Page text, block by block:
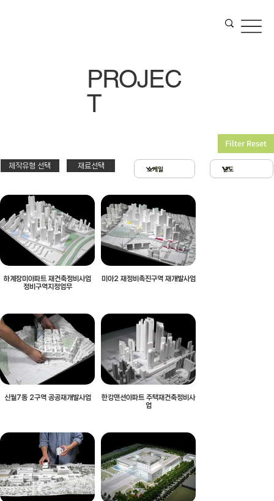
제작유형 선택 재료선택
Filter Reset
하계장미아파트 재건축정비사업
정비구역지정업무
미아2 재정비촉진구역 재개발사업
신월7동 2구역 공공재개발사업
한강맨션아파트 주택재건축정비사
업
스치로폴 & 우드락
아크릴 & 3D 프린팅
확대모형
제작유형선택
PT
제출
현상
PROJEC
T